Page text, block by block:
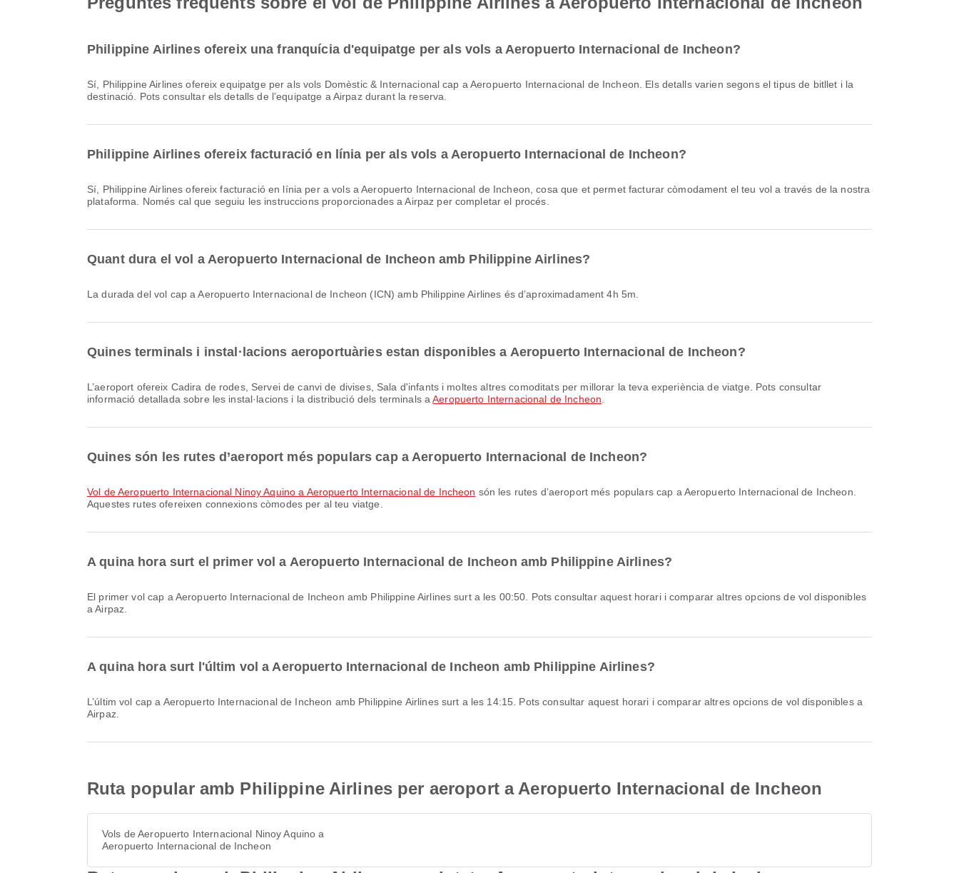
Philippine Airlines ofereix una franquícia d'equipatge per als vols a Aeropuerto Internacional de Incheon?
Sí, Philippine Airlines ofereix equipatge per als vols Domèstic & Internacional cap a Aeropuerto Internacional de Incheon. Els detalls varien segons el tipus de bitllet i la
destinació. Pots consultar els detalls de l’equipatge a Airpaz durant la reserva.
Philippine Airlines ofereix facturació en línia per als vols a Aeropuerto Internacional de Incheon?
Sí, Philippine Airlines ofereix facturació en línia per a vols a Aeropuerto Internacional de Incheon, cosa que et permet facturar còmodament el teu vol a través de la nostra
plataforma. Només cal que seguiu les instruccions proporcionades a Airpaz per completar el procés.
Quant dura el vol a Aeropuerto Internacional de Incheon amb Philippine Airlines?
La durada del vol cap a Aeropuerto Internacional de Incheon (ICN) amb Philippine Airlines és d’aproximadament 4h 5m.
Quines terminals i instal·lacions aeroportuàries estan disponibles a Aeropuerto Internacional de Incheon?
L’aeroport ofereix Cadira de rodes, Servei de canvi de divises, Sala d'infants i moltes altres comoditats per millorar la teva experiència de viatge. Pots consultar
informació detallada sobre les instal·lacions i la distribució dels terminals aAeropuerto Internacional de Incheon
Quines són les rutes d’aeroport més populars cap a Aeropuerto Internacional de Incheon?
vol de Aeropuerto Internacional Ninoy Aquino a Aeropuerto Internacional de Incheon són les rutes d’aeroport més populars cap a Aeropuerto Internacional de Incheon.
Aquestes rutes ofereixen connexions còmodes per al teu viatge.
A quina hora surt el primer vol a Aeropuerto Internacional de Incheon amb Philippine Airlines?
El primer vol cap a Aeropuerto Internacional de Incheon amb Philippine Airlines surt a les 00:50. Pots consultar aquest horari i comparar altres opcions de vol disponibles
a Airpaz.
A quina hora surt l'últim vol a Aeropuerto Internacional de Incheon amb Philippine Airlines?
L’últim vol cap a Aeropuerto Internacional de Incheon amb Philippine Airlines surt a les 14:15. Pots consultar aquest horari i comparar altres opcions de vol disponibles a
Airpaz.
Ruta popular amb Philippine Airlines per aeroport a Aeropuerto Internacional de Incheon
Vols de Aeropuerto Internacional Ninoy Aquino a
Aeropuerto Internacional de Incheon